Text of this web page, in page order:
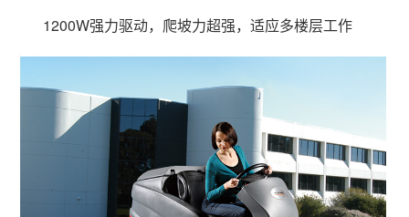
1200W强力驱动，爬坡力超强，适应多楼层工作